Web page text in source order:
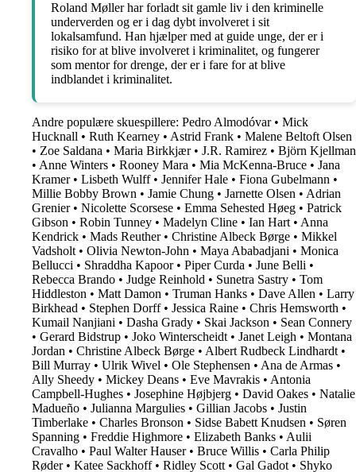
Roland Møller har forladt sit gamle liv i den kriminelle
underverden og er i dag dybt involveret i sit
lokalsamfund. Han hjælper med at guide unge, der er i
risiko for at blive involveret i kriminalitet, og fungerer
som mentor for drenge, der er i fare for at blive
indblandet i kriminalitet.
Andre populære skuespillere: Pedro Almodóvar• Mick
Hucknall • Ruth Kearney • Astrid Frank • Malene Beltoft Olsen
• Zoe Saldana • Maria Birkkjær• J.R. Ramirez • Björn Kjellman
• Anne Winters • Rooney Mara • Mia McKenna-Bruce • Jana
Kramer• Lisbeth Wulff• Jennifer Hale • Fiona Gubelmann •
Millie Bobby Brown • Jamie Chung • Jarnette Olsen • Adrian
Grenier• Nicolette Scorsese • Emma Sehested Høeg • Patrick
Gibson • Robin Tunney • Madelyn Cline • Ian Hart • Anna
Kendrick • Mads Reuther• Christine Albeck Børge • Mikkel
Vadsholt • Olivia Newton-John • Maya Ababadjani • Monica
Bellucci • Shraddha Kapoor• Piper Curda • June Belli •
Rebecca Brando • Judge Reinhold • Sunetra Sastry • Tom
Hiddleston • Matt Damon • Truman Hanks • Dave Allen • Larry
Birkhead • Stephen Dorff• Jessica Raine • Chris Hemsworth •
Kumail Nanjiani • Dasha Grady • Skai Jackson • Sean Connery
• Gerard Bidstrup • Joko Winterscheidt • Janet Leigh • Montana
Jordan • Christine Albeck Børge • Albert Rudbeck Lindhardt •
Bill Murray • Ulrik Wivel • Ole Stephensen • Ana de Armas •
Ally Sheedy • Mickey Deans • Eve Mavrakis • Antonia
Campbell-Hughes • Josephine Højbjerg • David Oakes • Natalie
Madueño • Julianna Margulies • Gillian Jacobs • Justin
Timberlake • Charles Bronson • Sidse Babett Knudsen • Søren
Spanning • Freddie Highmore • Elizabeth Banks • Aulii
Cravalho • Paul Walter Hauser• Bruce Willis • Carla Philip
Røder• Katee Sackhoff• Ridley Scott • Gal Gadot • Shyko